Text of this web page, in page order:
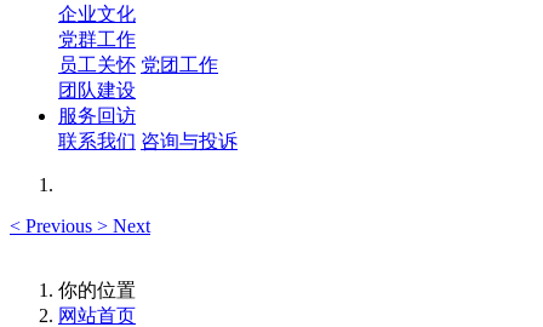
企业文化
党群工作
员工关怀 党团工作
团队建设
服务回访
联系我们 咨询与投诉
< Previous > Next
你的位置
网站首页